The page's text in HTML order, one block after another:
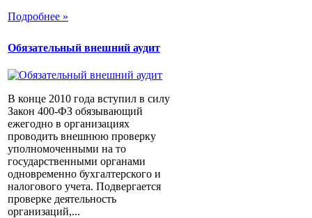
Подробнее »
Обязательный внешний аудит
В конце 2010 года вступил в силу
Закон 400-ФЗ обязывающий
ежегодно в организациях
проводить внешнюю проверку
уполномоченными на то
государственными органами
одновременно бухгалтерского и
налогового учета. Подвергается
проверке деятельность
организаций,...